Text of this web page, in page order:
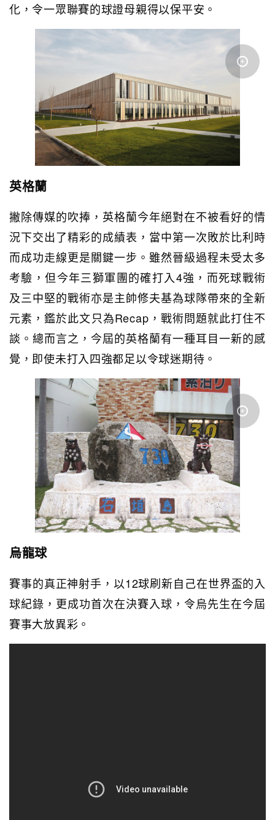
化，令一眾聯賽的球證母親得以保平安。
英格蘭
撇除傳媒的吹捧，英格蘭今年絕對在不被看好的情
況下交出了精彩的成績表，當中第一次敗於比利時
而成功走線更是關鍵一步。雖然晉級過程未受太多
考驗，但今年三獅軍團的確打入4強，而死球戰術
及三中堅的戰術亦是主帥修夫基為球隊帶來的全新
元素，鑑於此文只為Recap，戰術問題就此打住不
談。總而言之，今屆的英格蘭有一種耳目一新的感
覺，即使未打入四強都足以令球迷期待。
烏龍球
賽事的真正神射手，以12球刷新自己在世界盃的入
球紀錄，更成功首次在決賽入球，令烏先生在今屆
賽事大放異彩。